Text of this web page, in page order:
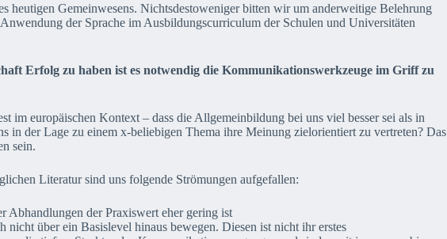
heutigen Gemeinwesens. Nichtsdestoweniger bitten wir um anderweitige Belehrung
der Sprache im Ausbildungscurriculum der Schulen und Universitäten
Erfolg zu haben ist es notwendig die Kommunikationswerkzeuge im Griff zu
im europäischen Kontext – dass die Allgemeinbildung bei uns viel besser sei als in
in der Lage zu einem x-beliebigen Thema ihre Meinung zielorientiert zu vertreten? Das
sein.
Literatur sind uns folgende Strömungen aufgefallen:
Abhandlungen der Praxiswert eher gering ist
nicht über ein Basislevel hinaus bewegen. Diesen ist nicht ihr erstes